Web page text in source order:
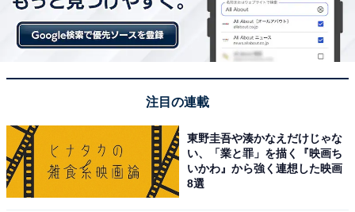
注目の連載
東野圭吾や湊かなえだけじゃな
い、「業と罪」を描く『映画ち
いかわ』から強く連想した映画
8選